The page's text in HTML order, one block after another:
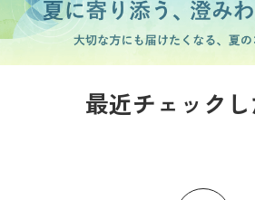
最近チェック